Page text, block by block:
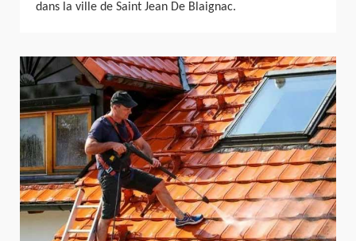
dans la ville de Saint Jean De Blaignac.